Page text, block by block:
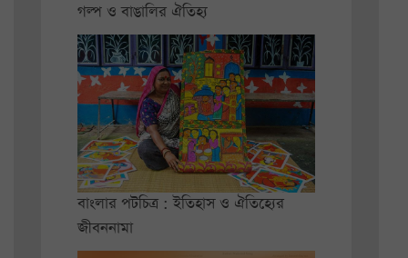
গল্প ও বাঙালির ঐতিহ্য
বাংলার পটচিত্র : ইতিহাস ও ঐতিহ্যের
জীবননামা